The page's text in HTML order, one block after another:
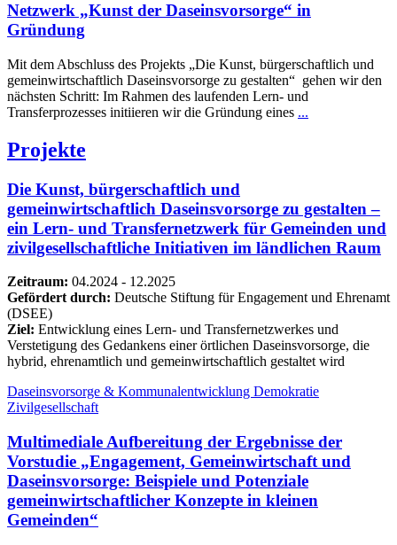
Netzwerk „Kunst der Daseinsvorsorge“ in
Gründung
Mit dem Abschluss des Projekts „Die Kunst, bürgerschaftlich und
gemeinwirtschaftlich Daseinsvorsorge zu gestalten“ gehen wir den
nächsten Schritt: Im Rahmen des laufenden Lern- und
Transferprozesses initiieren wir die Gründung eines ...
Projekte
Die Kunst, bürgerschaftlich und
gemeinwirtschaftlich Daseinsvorsorge zu gestalten –
ein Lern- und Transfernetzwerk für Gemeinden und
zivilgesellschaftliche Initiativen im ländlichen Raum
Zeitraum: 04.2024 - 12.2025
Gefördert durch: Deutsche Stiftung für Engagement und Ehrenamt
(DSEE)
Ziel: Entwicklung eines Lern- und Transfernetzwerkes und
Verstetigung des Gedankens einer örtlichen Daseinsvorsorge, die
hybrid, ehrenamtlich und gemeinwirtschaftlich gestaltet wird
Daseinsvorsorge & Kommunalentwicklung Demokratie
Zivilgesellschaft
Multimediale Aufbereitung der Ergebnisse der
Vorstudie „Engagement, Gemeinwirtschaft und
Daseinsvorsorge: Beispiele und Potenziale
gemeinwirtschaftlicher Konzepte in kleinen
Gemeinden“